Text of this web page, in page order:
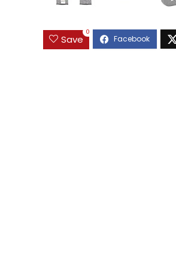
Save
0